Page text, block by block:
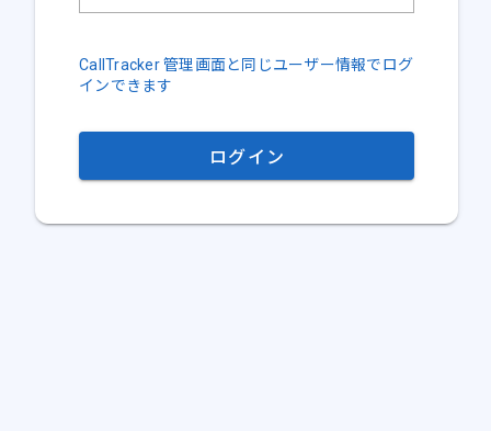
CallTracker 管理画面と同じユーザー情報でログ
インできます
ログイン